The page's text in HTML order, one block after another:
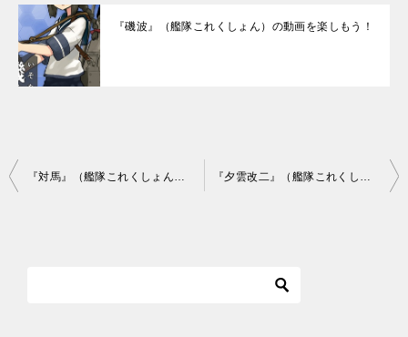
『磯波』（艦隊これくしょん）の動画を楽しもう！
投